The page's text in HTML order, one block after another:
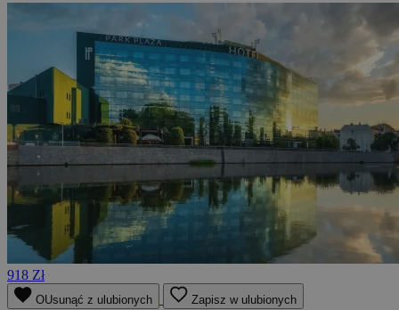
918 Zł
OUsunąć z ulubionych Zapisz w ulubionych